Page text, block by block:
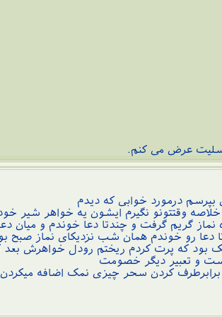
عرض می کنم.
بپرسم درمورد خوابی که دیدم
وقتتونو نگیرم ایشون یه خواهر شیر
گریم گرفت و چندتا دعا خوندم و میان
دعا رو خوندم همان شب نزدیکای نماز صبح
که پرت کردم ریختم رودل خواهرش بعد
و تعبیر دیگر خصومت
کردن سحر چیزی نمک اضافه